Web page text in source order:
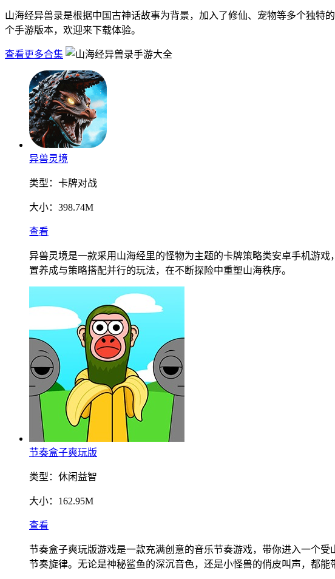
山海经异兽录是根据中国古神话故事为背景，加入了修仙、宠物等多个独特
个手游版本，欢迎来下载体验。
查看更多合集
异兽灵境
类型： 卡牌对战
大小： 398.74M
查看
异兽灵境是一款采用山海经里的怪物为主题的卡牌策略类安卓手机游
置养成与策略搭配并行的玩法，在不断探险中重塑山海秩序。
节奏盒子爽玩版
类型： 休闲益智
大小： 162.95M
查看
节奏盒子爽玩版游戏是一款充满创意的音乐节奏游戏，带你进入一个
节奏旋律。无论是神秘鲨鱼的深沉音色，还是小怪兽的俏皮叫声，都